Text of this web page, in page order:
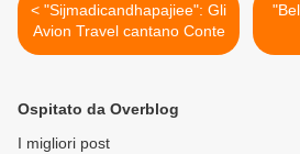
< "Sijmadicandhapajiee": Gli
Avion Travel cantano Conte
Ospitato da Overblog
I migliori post